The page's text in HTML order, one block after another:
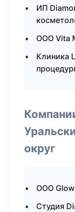
ИП
ООО Vita
Клиника
округ
ООО
Студия